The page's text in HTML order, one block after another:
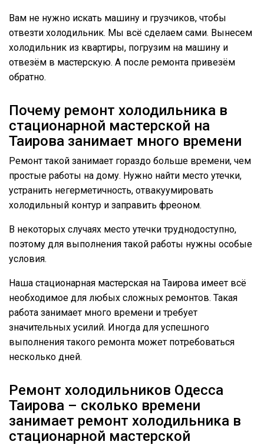
Вам не нужно искать машину и грузчиков, чтобы
отвезти холодильник. Мы всё сделаем сами. Вынесем
холодильник из квартиры, погрузим на машину и
отвезём в мастерскую. А после ремонта привезём
обратно.
Почему ремонт холодильника в
стационарной мастерской на
Таирова занимает много времени
Ремонт такой занимает гораздо больше времени, чем
простые работы на дому. Нужно найти место утечки,
устранить негерметичность, отвакуумировать
холодильный контур и заправить фреоном.
В некоторых случаях место утечки труднодоступно,
поэтому для выполнения такой работы нужны особые
условия.
Наша стационарная мастерская на Таирова имеет всё
необходимое для любых сложных ремонтов. Такая
работа занимает много времени и требует
значительных усилий. Иногда для успешного
выполнения такого ремонта может потребоваться
несколько дней.
Ремонт холодильников Одесса
Таирова – сколько времени
занимает ремонт холодильника в
стационарной мастерской